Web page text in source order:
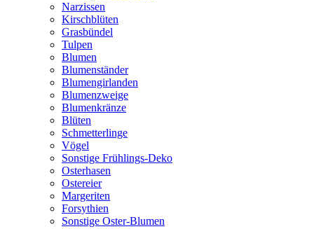
Narzissen
Kirschblüten
Grasbündel
Tulpen
Blumen
Blumenständer
Blumengirlanden
Blumenzweige
Blumenkränze
Blüten
Schmetterlinge
Vögel
Sonstige Frühlings-Deko
Osterhasen
Ostereier
Margeriten
Forsythien
Sonstige Oster-Blumen